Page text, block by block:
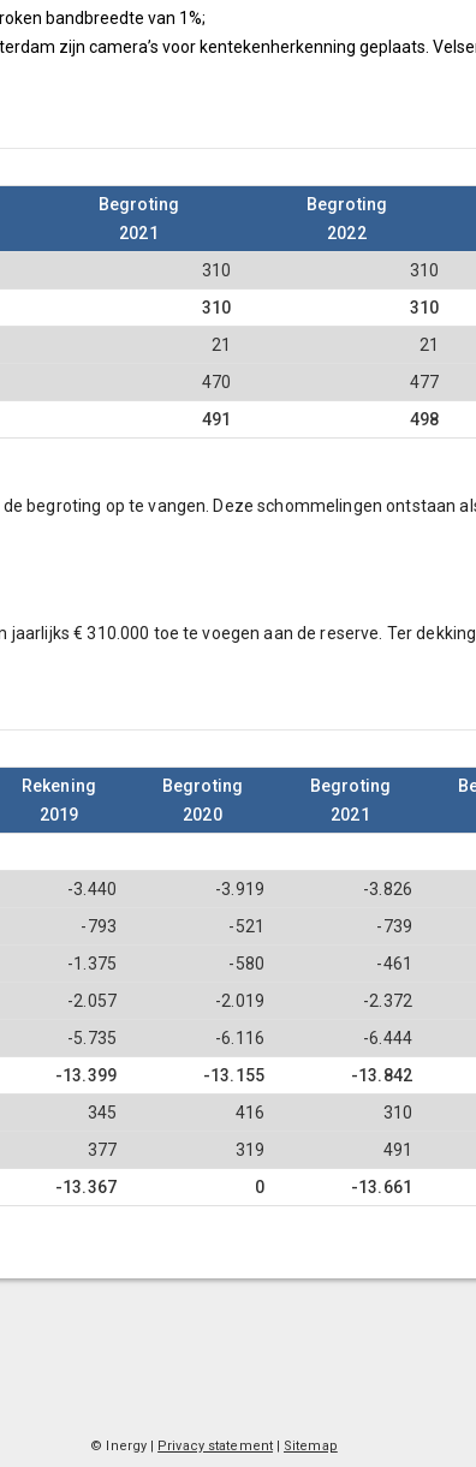
bandbreedte van 1%;
zijn camera’s voor kentekenherkenning geplaats.
Begroting
2021
Begroting
2022
310 310
310 310
21 21
470 477
491 498
begroting op te vangen. Deze schommelingen ontstaan
€ 310.000 toe te voegen aan de reserve. Ter
Rekening
2019
Begroting
2020
Begroting
2021
-3.440 -3.919 -3.826
-793 -521 -739
-1.375 -580 -461
-2.057 -2.019 -2.372
-5.735 -6.116 -6.444
-13.399 -13.155 -13.842
345 416 310
377 319 491
-13.367 0 -13.661
© Inergy | Privacy statement| Sitemap